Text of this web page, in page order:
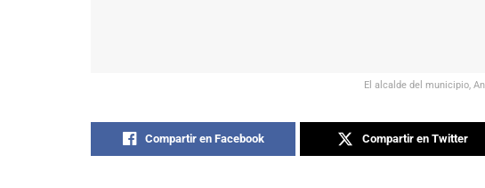
El alcalde del municipio,
Compartir en Facebook Compartir en Twitter